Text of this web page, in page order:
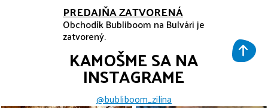
PREDAJŇA ZATVORENÁ
Obchodík Bubliboom na Bulvári je
zatvorený.
KAMOŠME SA NA
INSTAGRAME
@bubliboom_zilina